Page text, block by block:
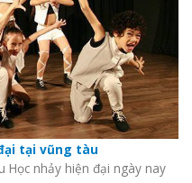
tại vũng tàu
Học nhảy hiện đại ngày nay